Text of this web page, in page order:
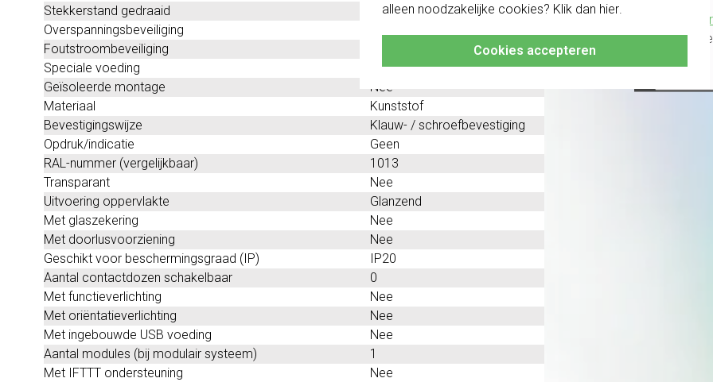
alleen noodzakelijke cookies? Klik dan hier
Cookies accepteren
Stekkerstand gedraaid
Nee
Overspanningsbeveiliging
Foutstroombeveiliging
Speciale voeding
Geen speciale voeding
Geïsoleerde montage
Nee
Materiaal
Kunststof
Bevestigingswijze
Klauw- / schroefbevestiging
Opdruk/indicatie
Geen
RAL-nummer (vergelijkbaar)
1013
Transparant
Nee
Uitvoering oppervlakte
Glanzend
Met glaszekering
Nee
Met doorlusvoorziening
Nee
Geschikt voor beschermingsgraad (IP)
IP20
Aantal contactdozen schakelbaar
0
Met functieverlichting
Nee
Met oriëntatieverlichting
Nee
Met ingebouwde USB voeding
Nee
Aantal modules (bij modulair systeem)
1
Met IFTTT ondersteuning
Nee
Klik hier
altijd